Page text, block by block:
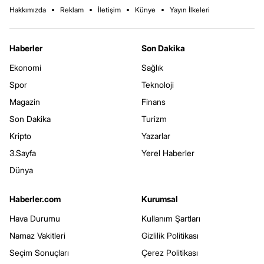
Hakkımızda Reklam İletişim Künye Yayın İlkeleri
Haberler
Ekonomi
Spor
Magazin
Son Dakika
Kripto
3.Sayfa
Dünya
Son Dakika
Sağlık
Teknoloji
Finans
Turizm
Yazarlar
Yerel Haberler
Haberler.com
Hava Durumu
Namaz Vakitleri
Seçim Sonuçları
Kurumsal
Kullanım Şartları
Gizlilik Politikası
Çerez Politikası